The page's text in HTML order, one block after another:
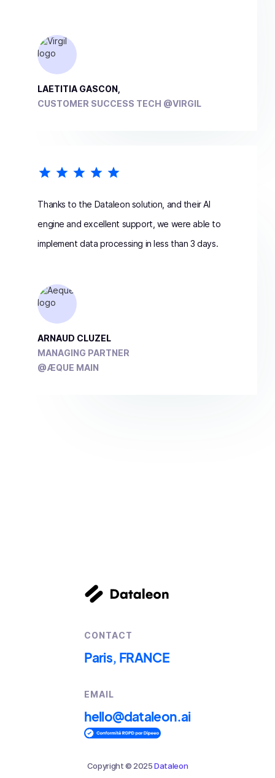
LAETITIA GASCON,
CUSTOMER SUCCESS TECH @VIRGIL
Thanks to the Dataleon solution, and their AI
engine and excellent support, we were able to
implement data processing in less than 3 days.
ARNAUD CLUZEL
MANAGING PARTNER
@ÆQUE MAIN
CONTACT
Paris, FRANCE
EMAIL
hello@dataleon.ai
Copyright © 2025Dataleon